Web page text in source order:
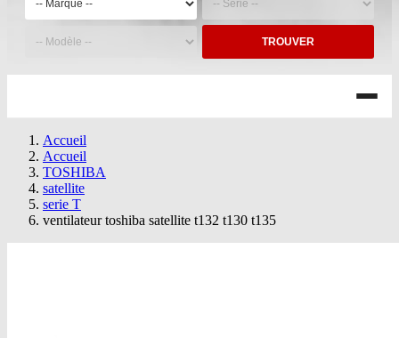
TROUVER
Accueil
Accueil
TOSHIBA
satellite
serie T
ventilateur toshiba satellite t132 t130 t135